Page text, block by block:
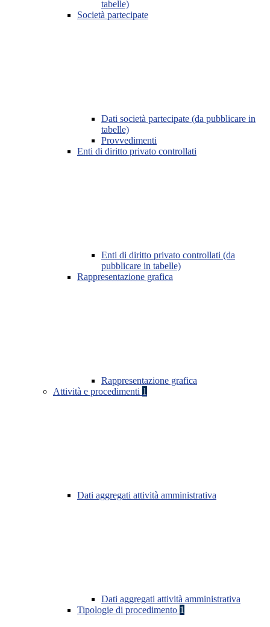
tabelle)
Società partecipate
Dati società partecipate (da pubblicare in
tabelle)
Provvedimenti
Enti di diritto privato controllati
Enti di diritto privato controllati (da
pubblicare in tabelle)
Rappresentazione grafica
Rappresentazione grafica
Attività e procedimenti 1
Dati aggregati attività amministrativa
Dati aggregati attività amministrativa
Tipologie di procedimento 1